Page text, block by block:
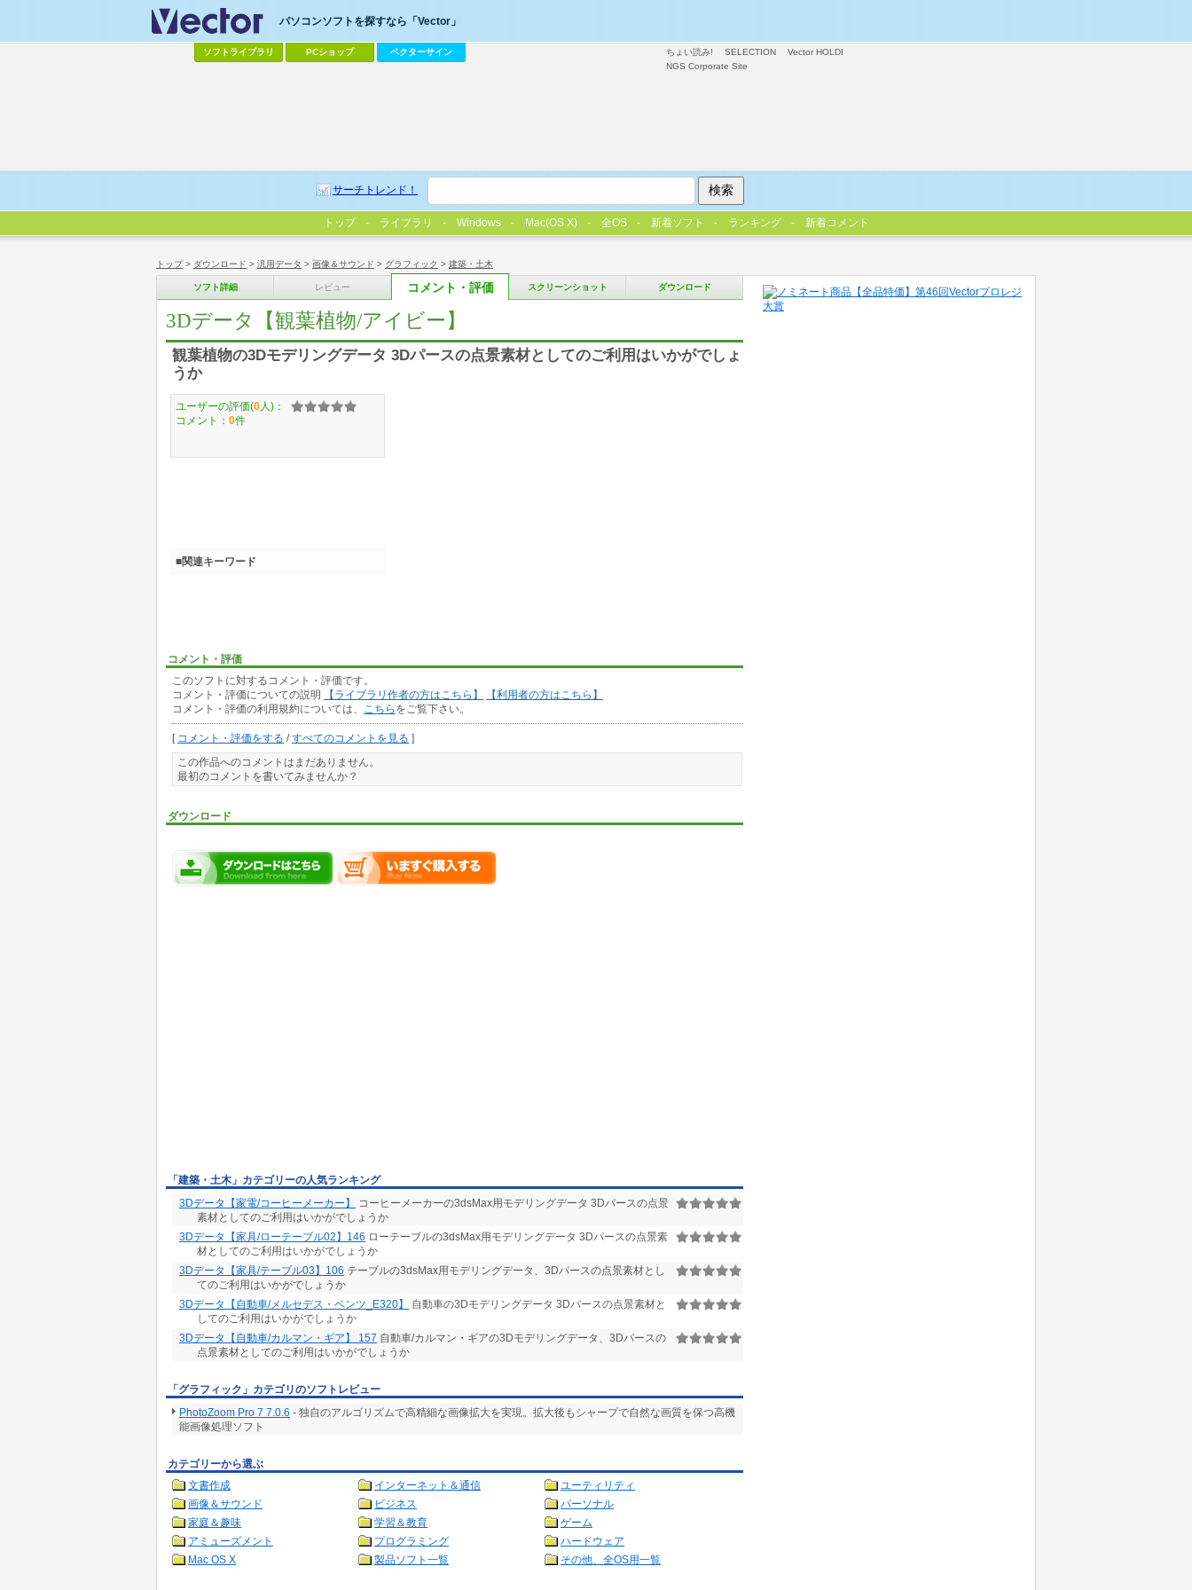
トップ> ダウンロード > 汎用データ > 画像＆サウンド > グラフィック > 建築・土木
ソフト詳細 レビュー コメント・評価 スクリーンショット ダウンロード
3Dデータ【観葉植物/アイビー】
観葉植物の3Dモデリングデータ 3Dパースの点景素材としてのご利用はいかがでしょ
うか
コメント・評価
このソフトに対するコメント・評価です。
コメント・評価についての説明
【ライブラリ作者の方はこちら】
【利用者の方はこちら】
コメント・評価の利用規約については、
こちら をご覧下さい。
[ コメント・評価をする /すべてのコメントを見る ]
この作品へのコメントはまだありません。
最初のコメントを書いてみませんか？
ダウンロード
ユーザーの評価(0 人)：
コメント： 0件
■関連キーワード
「建築・土木」カテゴリーの人気ランキング
3Dデータ【家電/コーヒーメーカー】
コーヒーメーカーの3dsMax用モデリングデータ 3Dパースの点景
素材としてのご利用はいかがでしょうか
3Dデータ【家具/ローテーブル02】146 ローテーブルの3dsMax用モデリングデータ 3Dパースの点景素
材としてのご利用はいかがでしょうか
3Dデータ【家具/テーブル03】106 テーブルの3dsMax用モデリングデータ、3Dパースの点景素材とし
てのご利用はいかがでしょうか
3Dデータ【自動車/メルセデス・ベンツ_E320】
自動車の3Dモデリングデータ 3Dパースの点景素材と
してのご利用はいかがでしょうか
3Dデータ【自動車/カルマン・ギア】 157 自動車/カルマン・ギアの3Dモデリングデータ、3Dパースの
点景素材としてのご利用はいかがでしょうか
「グラフィック」カテゴリのソフトレビュー
PhotoZoom Pro 7 7.0.6 - 独自のアルゴリズムで高精細な画像拡大を実現。拡大後もシャープで自然な画質を保つ高機
能画像処理ソフト
カテゴリーから選ぶ
文書作成
インターネット＆通信
ユーティリティ
画像＆サウンド
ビジネス
パーソナル
家庭＆趣味
学習＆教育
ゲーム
アミューズメント
プログラミング
ハードウェア
Mac OS X
製品ソフト一覧 その他、全OS用一覧
ちょい読み! SELECTION
Vector HOLDI
NGS Corporate Site
パソコンソフトを探すなら「Vector」
ソフトライブラリ PCショップ ベクターサイン
サーチトレンド！
トップ ライブラリ Windows Mac(OS X) 全OS 新着ソフト ランキング 新着コメント